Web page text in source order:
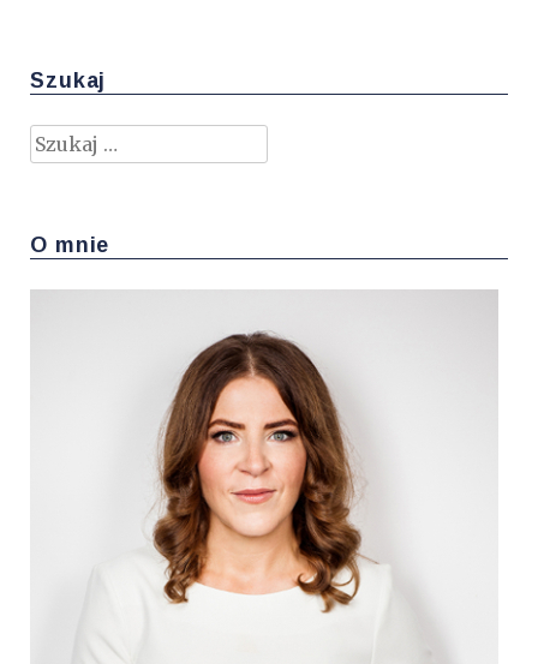
Szukaj
Szukaj:
O mnie